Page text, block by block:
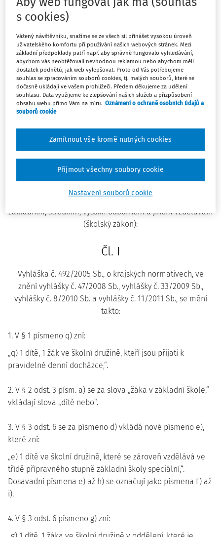
Hledat v textu předpisu
Platný od:31.08.2011
110/2011 Sb.
VYHLÁŠKA
ze dne 15. dubna 2011,
kterou se mění vyhláška č. 492/2005 Sb., o krajských
normativech, ve znění pozdějších předpisů
Ministerstvo školství, mládeže a tělovýchovy stanoví podle
§ 161 odst. 4 zákona č. 561/2004 Sb., o předškolním,
základním, středním, vyšším odborném a jiném vzdělávání
(školský zákon):
Čl. I
Vyhláška č. 492/2005 Sb., o krajských normativech, ve
znění vyhlášky č. 47/2008 Sb., vyhlášky č. 33/2009 Sb.,
vyhlášky č. 8/2010 Sb. a vyhlášky č. 11/2011 Sb., se mění
takto:
1. V § 1 písmeno q) zní:
„q) 1 dítě, 1 žák ve školní družině, kteří jsou přijati k
pravidelné denní docházce,“.
2. V § 2 odst. 3 písm. a) se za slova „žáka v základní škole,“
vkládají slova „dítě nebo“.
3. V § 3 odst. 6 se za písmeno d) vkládá nové písmeno e),
které zní:
„e) 1 dítě ve školní družině, které se zároveň vzdělává ve
třídě přípravného stupně základní školy speciální,“.
Dosavadní písmena e) až h) se označují jako písmena f) až
i).
4. V § 3 odst. 6 písmeno g) zní:
s cookies)
Vážený návštěvníku, snažíme se ze všech sil přinášet vysokou úroveň
uživatelského komfortu při používání našich webových stránek. Mezi
základní předpoklady patří např. aby správně fungovalo vyhledávání,
abychom vás neobtěžovali nevhodnou reklamou nebo abychom měli
dostatek podnětů, jak web vylepšovat. Proto od Vás potřebujeme
souhlas se zpracováním souborů cookies, tj. malých souborů, které se
dočasně ukládají ve vašem prohlížeči. Předem děkujeme za udělení
souhlasu. Data využijeme ke zlepšování našich služeb a přizpůsobení
obsahu webu přímo Vám na míru. Oznámení o ochraně osobních údajů a
souborů cookie
Nastavení souborů cookie
Zamítnout vše kromě nutných cookies
Přijmout všechny soubory cookie